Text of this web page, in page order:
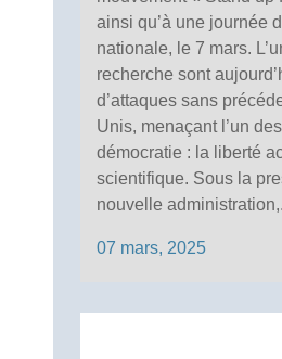
ainsi qu’à une journée
nationale, le 7 mars.
recherche sont
d’attaques sans
Unis, menaçant l’un
démocratie : la liberté
scientifique. Sous la
nouvelle
07 mars, 2025